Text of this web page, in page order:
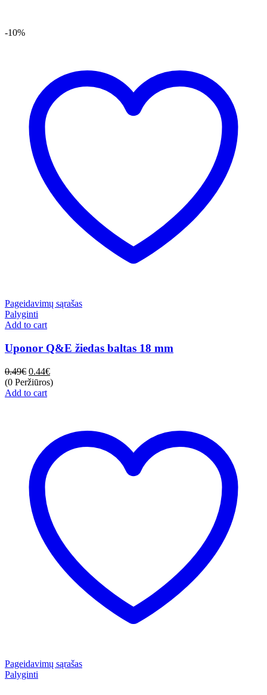
-10%
Pageidavimų sąrašas
Palyginti
Add to cart
Uponor Q&E žiedas baltas 18 mm
0.49€ 0.44€
(0 Peržiūros)
Add to cart
Pageidavimų sąrašas
Palyginti